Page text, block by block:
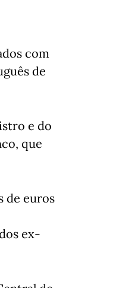
com
de
e do
que
de euros
ex-